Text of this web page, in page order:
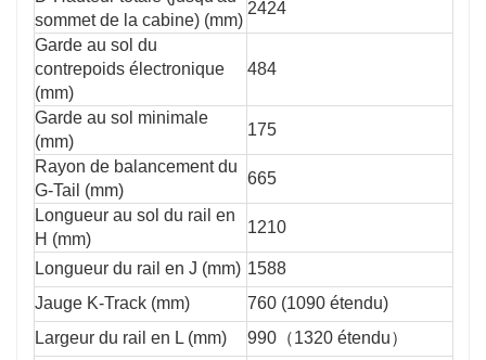
sommet de la cabine) (mm)
2424
Garde au sol du
contrepoids électronique
(mm)
484
Garde au sol minimale
(mm)
175
Rayon de balancement du
G-Tail (mm)
665
Longueur au sol du rail en
H (mm)
1210
Longueur du rail en J (mm) 1588
Jauge K-Track (mm)
760 (1090 étendu)
Largeur du rail en L (mm)
990（1320 étendu）